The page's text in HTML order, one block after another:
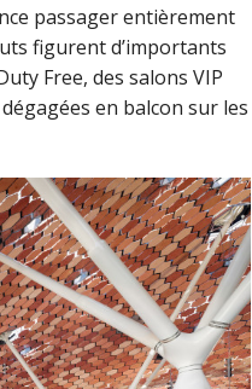
passager entièrement
figurent d’importants
Free, des salons VIP
en balcon sur les